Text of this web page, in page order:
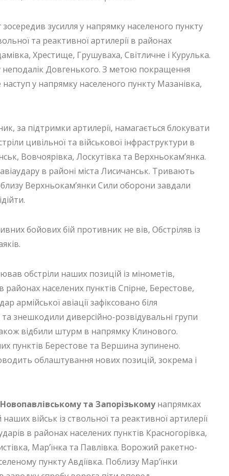
зусилля у напрямку населеного пункту
та реактивної артилерії в районах
Хрестище, Грушуваха, Світличне і Курулька.
неподалік Довгенького. З метою покращення
у напрямку населеного пункту Мазанівка,
за підтримки артилерії, намагається блокувати
цивільної та військової інфраструктури в
Вовчоярівка, Лоскутівка та Верхньокам’янка.
в районі міста Лисичанськ. Тривають
Верхньокам’янки Сили оборони завдали
бойових бій противник не вів, Обстріляв із
обстріли наших позицій із мінометів,
районах населених пунктів Спірне, Берестове,
армійської авіації зафіксовано біля
знешкодили диверсійно-розвідувальні групи
відбили штурм в напрямку Клинового.
пунктів Берестове та Вершина зупинено.
облаштування нових позицій, зокрема і
та Запорізькомунапрямках
військ із ствольної та реактивної артилерії
в районах населених пунктів Красногорівка,
Мар’їнка та Павлівка. Ворожий ракетно-
пункту Авдіївка. Поблизу Марʼїнки